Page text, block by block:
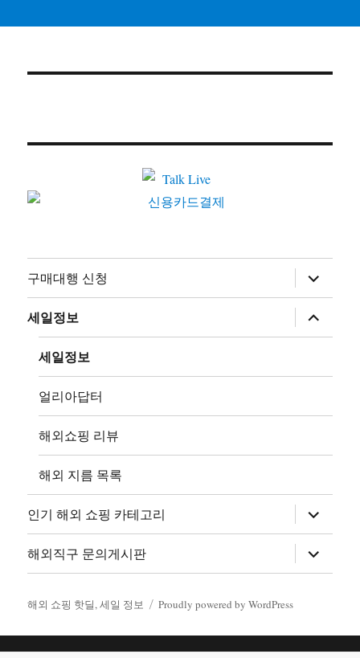
구매대행 신청
위
메
뉴
확
장
세일정보
위
메
장
세일정보
얼리아답터
해외쇼핑 리뷰
해외 지름 목록
인기 해외 쇼핑 카테고리
위
메
뉴
확
장
해외직구 문의게시판
위
메
해외 쇼핑 핫딜, 세일 정보 Proudly powered by WordPress